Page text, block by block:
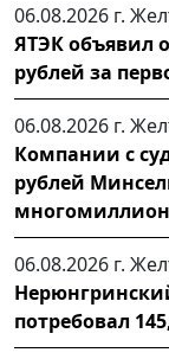
06.08.2026 г.
ЯТЭК объявил
рублей за
06.08.2026 г.
Компании с
рублей
06.08.2026 г.
потребовал